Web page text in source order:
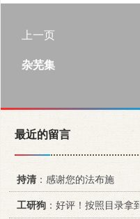
上一页
杂芜集
最近的留言
持清：感谢您的法布施
工研狗 ：好评！按照目录拿